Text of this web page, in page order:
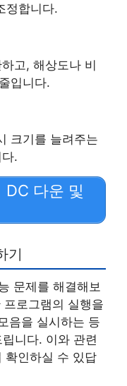
정합니다.
고, 해상도나 비
입니다.
크기를 늘려주는
.
DC 다운 및
기
문제를 해결해보
로그램의 실행을
음을 실시하는 등
니다. 이와 관련
확인하실 수 있답